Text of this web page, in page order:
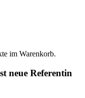
im Warenkorb.
neue Referentin